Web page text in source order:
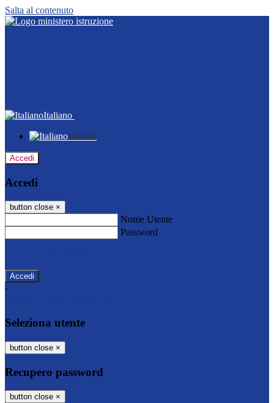
Salta al contenuto
Italiano
Italiano
Accedi
Accedi
button close ×
Nome Utente
Password
-
Seleziona utente
button close ×
Recupero password
button close ×